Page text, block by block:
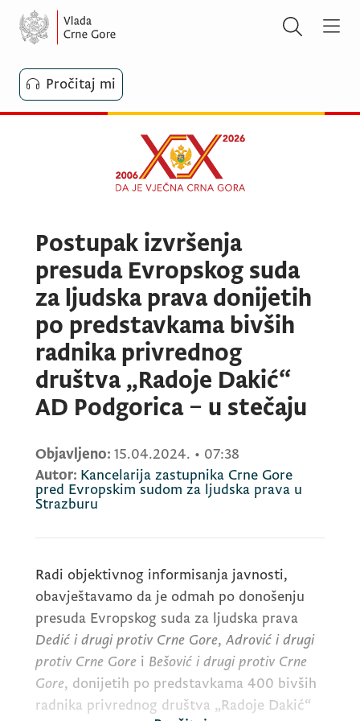
Pročitaj mi
Postupak izvršenja
presuda Evropskog suda
za ljudska prava donijetih
po predstavkama bivših
radnika privrednog
društva „Radoje Dakić“
AD Podgorica – u stečaju
Objavljeno: 15.04.2024. • 07:38
Autor: Kancelarija zastupnika Crne Gore
pred Evropskim sudom za ljudska prava u
Strazburu
Radi objektivnog informisanja javnosti,
obavještavamo da je odmah po donošenju
presuda Evropskog suda za ljudska prava
Dedić i drugi protiv Crne Gore, Adrović i drugi
protiv Crne Gore i Bešović i drugi protiv Crne
Gore, donijetih po predstavkama 400 bivših
radnika privrednog društva „Radoje Dakić“